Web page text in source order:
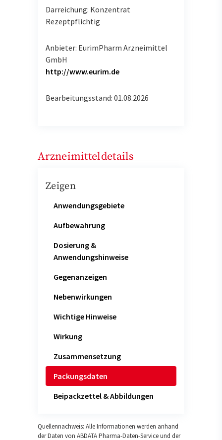
Darreichung: Konzentrat
Rezeptpflichtig
Anbieter: EurimPharm Arzneimittel
GmbH
http://www.eurim.de
Bearbeitungsstand: 01.08.2026
Arzneimitteldetails
Zeigen
Anwendungsgebiete
Aufbewahrung
Dosierung &
Anwendungshinweise
Gegenanzeigen
Nebenwirkungen
Wichtige Hinweise
Wirkung
Zusammensetzung
Packungsdaten
Beipackzettel & Abbildungen
Quellennachweis: Alle Informationen werden anhand
der Daten von ABDATA Pharma-Daten-Service und der